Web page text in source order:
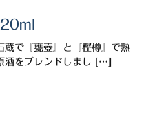
蔵で『甕壺』と『樫樽』で熟
酒をブレンドしまし […]